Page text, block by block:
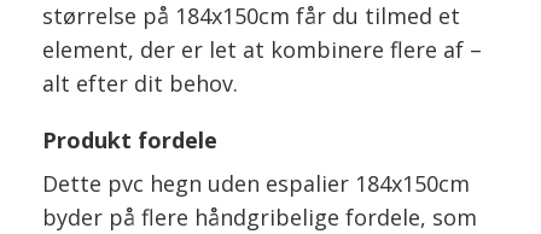
størrelse på 184x150cm får du tilmed et
element, der er let at kombinere flere af –
alt efter dit behov.
Produkt fordele
Dette pvc hegn uden espalier 184x150cm
byder på flere håndgribelige fordele, som